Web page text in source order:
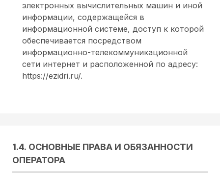
электронных вычислительных машин и иной
информации, содержащейся в
информационной системе, доступ к которой
обеспечивается посредством
информационно-телекоммуникационной
сети интернет и расположенной по адресу:
https://ezidri.ru/.
1.4. ОСНОВНЫЕ ПРАВА И ОБЯЗАННОСТИ
ОПЕРАТОРА